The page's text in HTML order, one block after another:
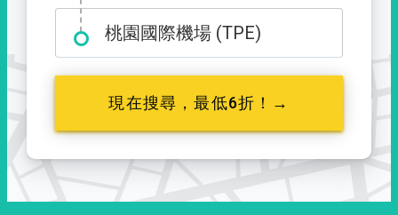
桃園國際機場 (TPE)
現在搜尋，最低6折！→